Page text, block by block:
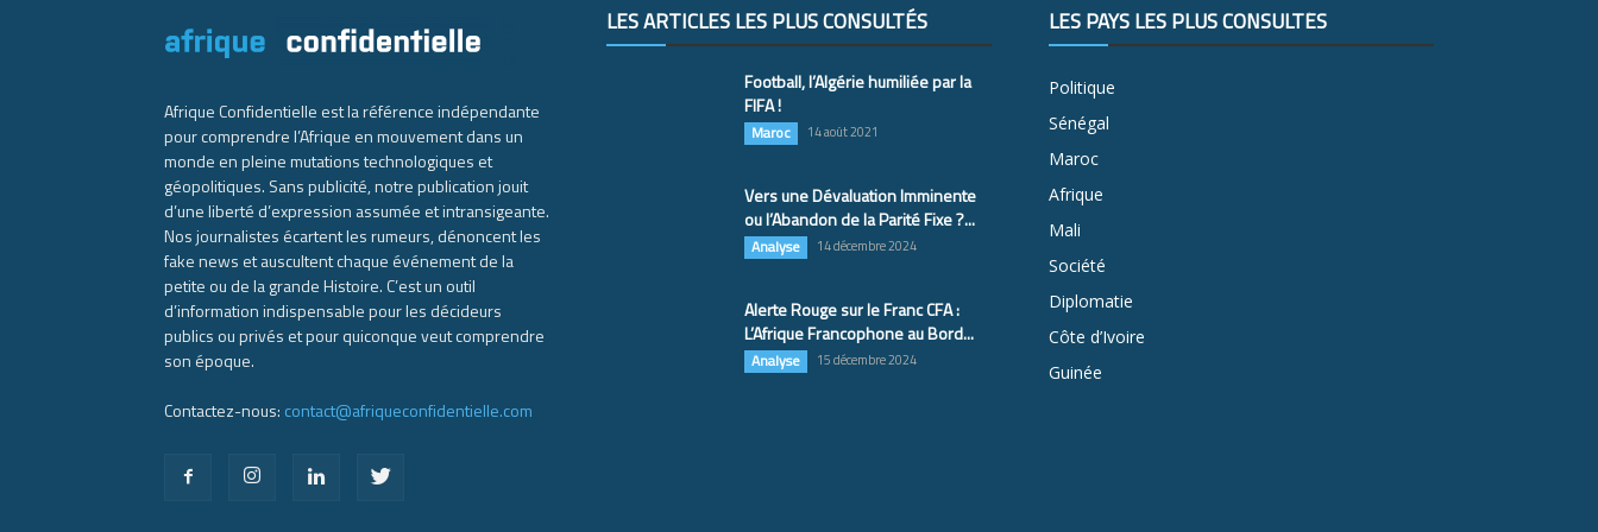
Afrique Confidentielle est la référence indépendante
pour comprendre l’Afrique en mouvement dans un
monde en pleine mutations technologiques et
géopolitiques. Sans publicité, notre publication jouit
d’une liberté d’expression assumée et intransigeante.
Nos journalistes écartent les rumeurs, dénoncent les
fake news et auscultent chaque événement de la
petite ou de la grande Histoire. C’est un outil
d’information indispensable pour les décideurs
publics ou privés et pour quiconque veut comprendre
son époque.
Contactez-nous: contact@afriqueconfidentielle.com
LES ARTICLES LES PLUS CONSULTÉS
Football, l’Algérie humiliée par la
FIFA !
Maroc 14 août 2021
Vers une Dévaluation Imminente
ou l’Abandon de la Parité Fixe ?...
Analyse 14 décembre 2024
Alerte Rouge sur le Franc CFA :
L’Afrique Francophone au Bord...
Analyse 15 décembre 2024
LES PAYS LES PLUS CONSULTÉS
Politique
Sénégal
Maroc
Afrique
Mali
Société
Diplomatie
Côte d’Ivoire
Guinée